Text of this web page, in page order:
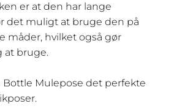
er at den har lange
det muligt at bruge den på
måder, hvilket også gør
at bruge.
Bottle Mulepose det perfekte